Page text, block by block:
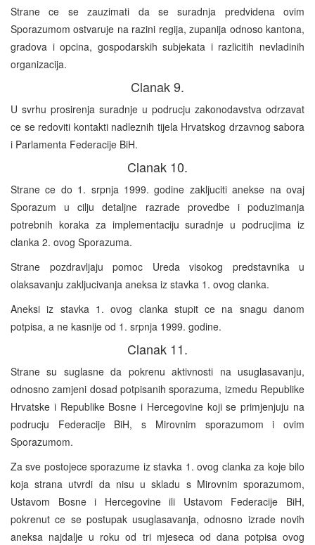
Strane ce se zauzimati da se suradnja predvidena ovim
Sporazumom ostvaruje na razini regija, zupanija odnoso kantona,
gradova i opcina, gospodarskih subjekata i razlicitih nevladinih
organizacija.
Clanak 9.
U svrhu prosirenja suradnje u podrucju zakonodavstva odrzavat
ce se redoviti kontakti nadleznih tijela Hrvatskog drzavnog sabora
i Parlamenta Federacije BiH.
Clanak 10.
Strane ce do 1. srpnja 1999. godine zakljuciti anekse na ovaj
Sporazum u cilju detaljne razrade provedbe i poduzimanja
potrebnih koraka za implementaciju suradnje u podrucjima iz
clanka 2. ovog Sporazuma.
Strane pozdravljaju pomoc Ureda visokog predstavnika u
olaksavanju zakljucivanja aneksa iz stavka 1. ovog clanka.
Aneksi iz stavka 1. ovog clanka stupit ce na snagu danom
potpisa, a ne kasnije od 1. srpnja 1999. godine.
Clanak 11.
Strane su suglasne da pokrenu aktivnosti na usuglasavanju,
odnosno zamjeni dosad potpisanih sporazuma, izmedu Republike
Hrvatske i Republike Bosne i Hercegovine koji se primjenjuju na
podrucju Federacije BiH, s Mirovnim sporazumom i ovim
Sporazumom.
Za sve postojece sporazume iz stavka 1. ovog clanka za koje bilo
koja strana utvrdi da nisu u skladu s Mirovnim sporazumom,
Ustavom Bosne i Hercegovine ili Ustavom Federacije BiH,
pokrenut ce se postupak usuglasavanja, odnosno izrade novih
aneksa najdalje u roku od tri mjeseca od dana potpisa ovog